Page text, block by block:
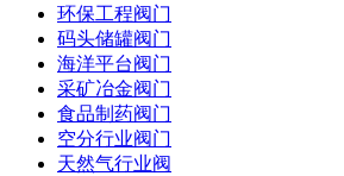
环保工程阀门
码头储罐阀门
海洋平台阀门
采矿冶金阀门
食品制药阀门
空分行业阀门
天然气行业阀